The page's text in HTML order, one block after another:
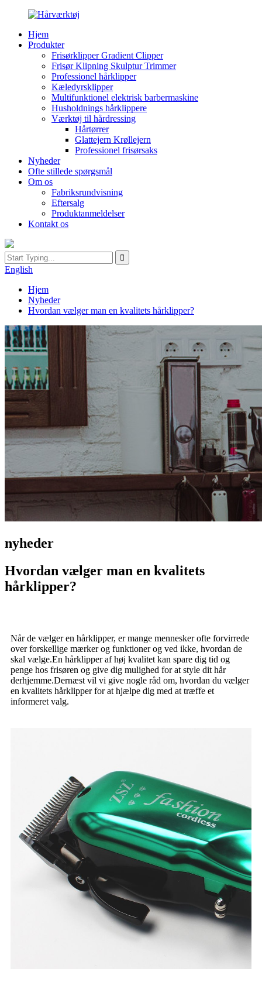
Hjem
Produkter
Frisørklipper Gradient Clipper
Frisør Klipning Skulptur Trimmer
Professionel hårklipper
Kæledyrsklipper
Multifunktionel elektrisk barbermaskine
Husholdnings hårklippere
Værktøj til hårdressing
Hårtørrer
Glattejern Krøllejern
Professionel frisørsaks
Nyheder
Ofte stillede spørgsmål
Om os
Fabriksrundvisning
Eftersalg
Produktanmeldelser
Kontakt os
English
Hjem
Nyheder
Hvordan vælger man en kvalitets hårklipper?
nyheder
Hvordan vælger man en kvalitets
hårklipper?
Når de vælger en hårklipper, er mange mennesker ofte forvirrede
over forskellige mærker og funktioner og ved ikke, hvordan de
skal vælge.En hårklipper af høj kvalitet kan spare dig tid og
penge hos frisøren og give dig mulighed for at style dit hår
derhjemme.Dernæst vil vi give nogle råd om, hvordan du vælger
en kvalitets hårklipper for at hjælpe dig med at træffe et
informeret valg.